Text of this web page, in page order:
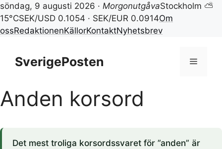
söndag, 9 augusti 2026 · MorgonutgåvaStockholm ⛅
15°CSEK/USD 0.1054 · SEK/EUR 0.0914Om
ossRedaktionenKällorKontaktNyhetsbrev
innehållSverigePosten Meny
Anden korsord
Det mest troliga korsordssvaret för ”anden” är